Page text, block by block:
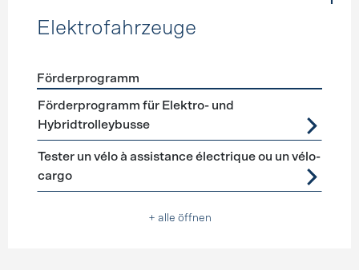
Elektrofahrzeuge
Förderprogramme Elektrofahrzeuge
Förderprogramm
Förderprogramm für Elektro- und
Hybridtrolleybusse
Tester un vélo à assistance électrique ou un vélo-
cargo
+ alle öffnen